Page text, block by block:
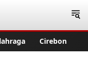
Cirebon